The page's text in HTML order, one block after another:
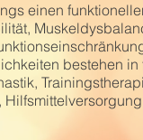
einen
bestehen